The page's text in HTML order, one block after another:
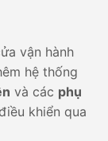
vận hành
hệ thống
và các phụ
khiển qua